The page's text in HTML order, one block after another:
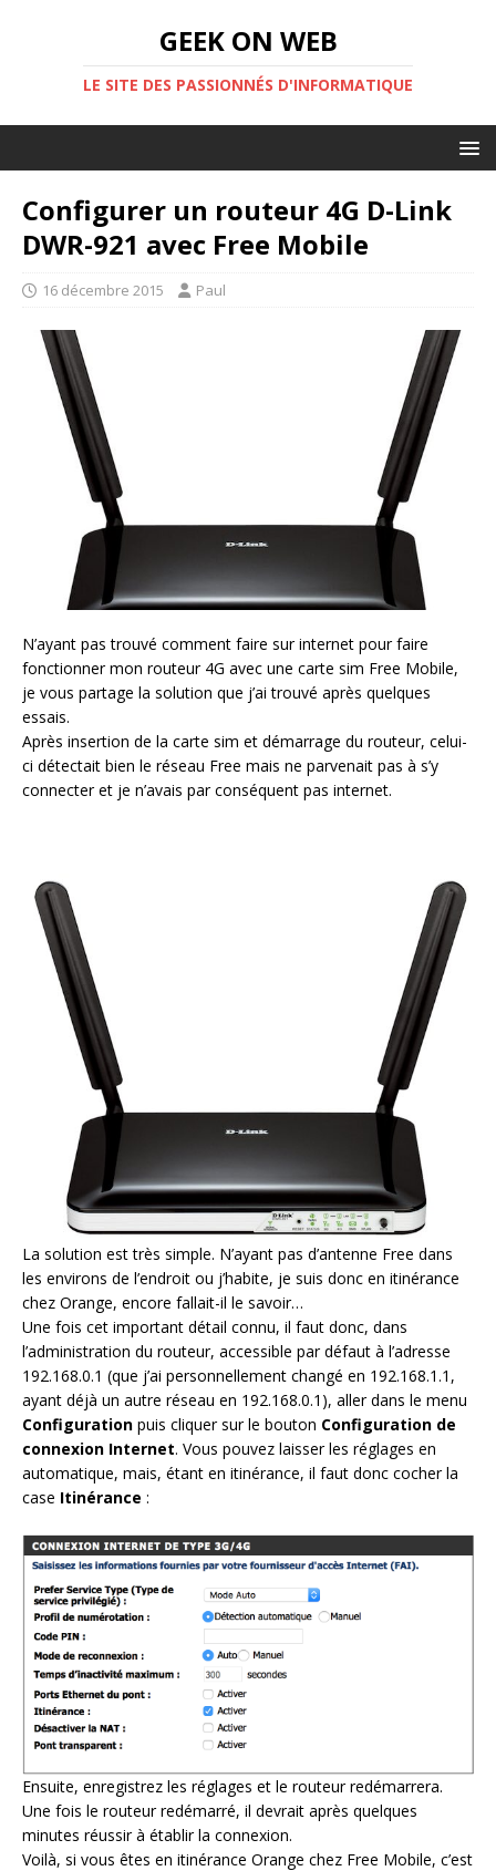
GEEK ON WEB
LE SITE DES PASSIONNÉS D'INFORMATIQUE
Configurer un routeur 4G D-Link
DWR-921 avec Free Mobile
16 décembre 2015 Paul
N’ayant pas trouvé comment faire sur internet pour faire
fonctionner mon routeur 4G avec une carte sim Free Mobile,
je vous partage la solution que j’ai trouvé après quelques
essais.
Après insertion de la carte sim et démarrage du routeur, celui-
ci détectait bien le réseau Free mais ne parvenait pas à s’y
connecter et je n’avais par conséquent pas internet.
La solution est très simple. N’ayant pas d’antenne Free dans
les environs de l’endroit ou j’habite, je suis donc en itinérance
chez Orange, encore fallait-il le savoir…
Une fois cet important détail connu, il faut donc, dans
l’administration du routeur, accessible par défaut à l’adresse
192.168.0.1 (que j’ai personnellement changé en 192.168.1.1,
ayant déjà un autre réseau en 192.168.0.1), aller dans le menu
Configuration puis cliquer sur le bouton Configuration de
connexion Internet. Vous pouvez laisser les réglages en
automatique, mais, étant en itinérance, il faut donc cocher la
case Itinérance :
Ensuite, enregistrez les réglages et le routeur redémarrera.
Une fois le routeur redémarré, il devrait après quelques
minutes réussir à établir la connexion.
Voilà, si vous êtes en itinérance Orange chez Free Mobile, c’est